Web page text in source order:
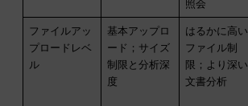
照会
ファイルアッ
プロードレベ
ル
基本アップロ
ード；サイズ
制限と分析深
度
はるかに高い
ファイル制
限；より深い
文書分析